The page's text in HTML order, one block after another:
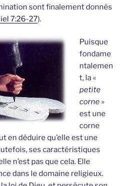
sont finalement donnés
7:26-27).
Puisque
fondame
ntalemen
t, la «
petite
corne »
est une
corne
en déduire qu’elle est une
ses caractéristiques
n’est pas que cela. Elle
dans le domaine religieux.